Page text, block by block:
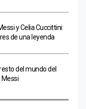
y Celia Cuccittini:
de una leyenda
del mundo del